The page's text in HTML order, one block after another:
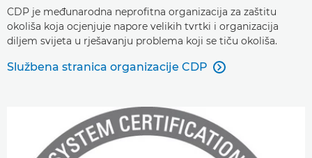
CDP je međunarodna neprofitna organizacija za zaštitu
okoliša koja ocjenjuje napore velikih tvrtki i organizacija
diljem svijeta u rješavanju problema koji se tiču okoliša.
Službena stranica organizacije CDP 